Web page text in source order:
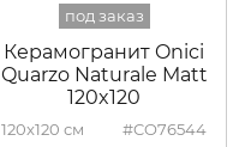
Керамогранит Onici
Quarzo Naturale Matt
120x120
120x120 #CO76544